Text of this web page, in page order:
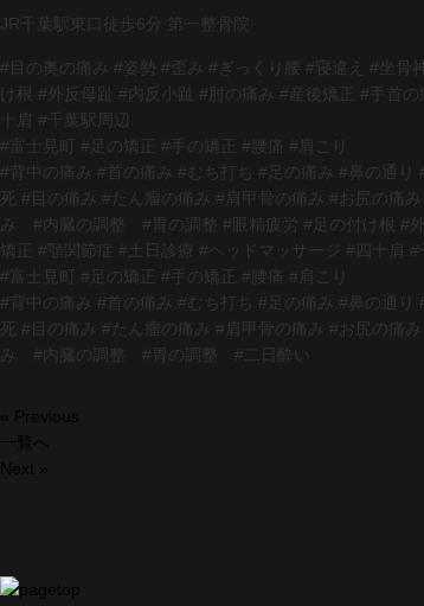
JR千葉駅東口徒歩6分 第一整骨院
#目の奥の痛み #姿勢 #歪み #ぎっくり腰 #寝違え #坐骨
け根 #外反母趾 #内反小趾 #肘の痛み #産後矯正 #手首
十肩 #千葉駅周辺
#富士見町 #足の矯正 #手の矯正 #腰痛 #肩こり
#背中の痛み #首の痛み #むち打ち #足の痛み #鼻の通
死 #目の痛み #たん瘤の痛み #肩甲骨の痛み #お尻の痛
み #内臓の調整 #胃の調整 #眼精疲労 #足の付け根 #
矯正 #顎関節症 #土日診療 #ヘッドマッサージ #四十肩 #
#富士見町 #足の矯正 #手の矯正 #腰痛 #肩こり
#背中の痛み #首の痛み #むち打ち #足の痛み #鼻の通
死 #目の痛み #たん瘤の痛み #肩甲骨の痛み #お尻の痛
み #内臓の調整 #胃の調整 #二日酔い